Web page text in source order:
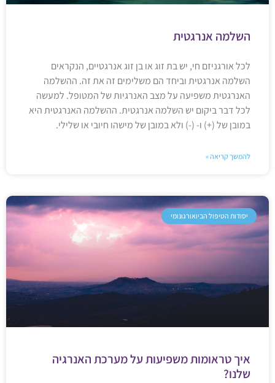
השלמה אנרגטית
לכל אורגניזם חי, יש בת זוג או בן זוג אנרגטיים, הנקראים
השלמה אנרגטית וביחד הם משלימים זה את זה. ההשלמה
האנרגטית משפיעה על מצב האנרגיות של המטופל. למעשה
לכל דבר ביקום יש השלמה אנרגטית. ההשלמה האנרגטית היא
במובן של (+) ו- (-) ולא במובן של מישהו חיובי או שלילי.
להמשך קריאה »
יסודות הטיפול הביואורגונומי
איך טראומות משפיעות על מערכת האנרגיה
שלנו?